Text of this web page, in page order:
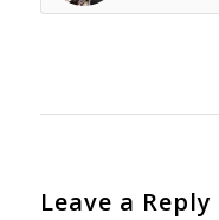
Leave a Reply